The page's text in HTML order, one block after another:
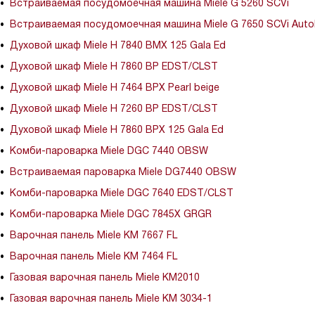
Встраиваемая посудомоечная машина Miele G 5260 SCVi
Встраиваемая посудомоечная машина Miele G 7650 SCVi
Духовой шкаф Miele H 7840 BMX 125 Gala Ed
Духовой шкаф Miele H 7860 BP EDST/CLST
Духовой шкаф Miele H 7464 BPX Pearl beige
Духовой шкаф Miele H 7260 BP EDST/CLST
Духовой шкаф Miele H 7860 BPX 125 Gala Ed
Комби-пароварка Miele DGC 7440 OBSW
Встраиваемая пароварка Miele DG7440 OBSW
Комби-пароварка Miele DGC 7640 EDST/CLST
Комби-пароварка Miele DGC 7845X GRGR
Варочная панель Miele KM 7667 FL
Варочная панель Miele KM 7464 FL
Газовая варочная панель Miele KM2010
Газовая варочная панель Miele KM 3034-1